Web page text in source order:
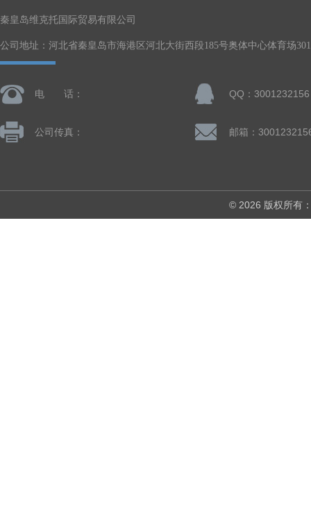
秦皇岛维克托国际贸易有限公司
公司地址：河北省秦皇岛市海港区河北大街西段185号奥体中心体育场
电 话： QQ：3001232156
公司传真： 邮箱：
© 2026 版权所有